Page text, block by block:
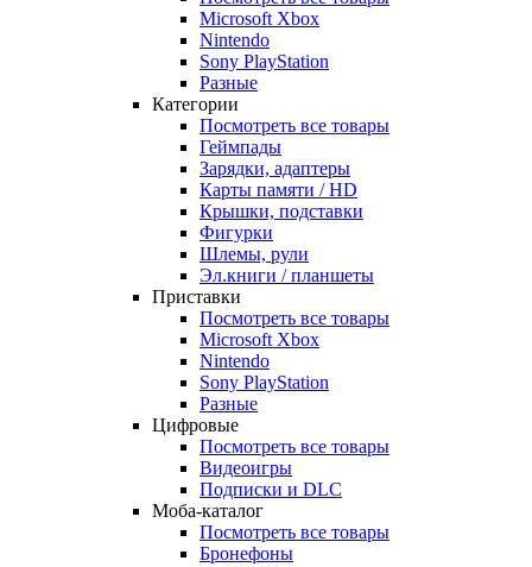
Microsoft Xbox
Nintendo
Sony PlayStation
Разные
Категории
Посмотреть все товары
Геймпады
Зарядки, адаптеры
Карты памяти / HD
Крышки, подставки
Фигурки
Шлемы, рули
Эл.книги / планшеты
Приставки
Посмотреть все товары
Microsoft Xbox
Nintendo
Sony PlayStation
Разные
Цифровые
Посмотреть все товары
Видеоигры
Подписки и DLC
Моба-каталог
Посмотреть все товары
Бронефоны